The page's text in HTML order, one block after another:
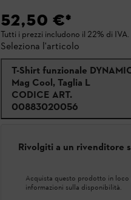
52,50 €*
Tutti i prezzi includono il 22% di IVA.
Seleziona l'articolo
T-Shirt funzionale
Mag Cool, Taglia L
CODICE ART.
00883020056
Rivolgiti a un rivenditore
Acquista questo prodotto in
informazioni sulla disponibilità.